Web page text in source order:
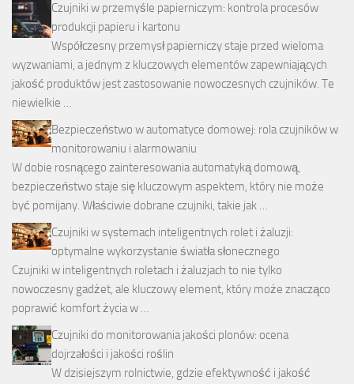
Czujniki w przemyśle papierniczym: kontrola procesów
produkcji papieru i kartonu
Współczesny przemysł papierniczy staje przed wieloma
wyzwaniami, a jednym z kluczowych elementów zapewniających
jakość produktów jest zastosowanie nowoczesnych czujników. Te
niewielkie …
Bezpieczeństwo w automatyce domowej: rola czujników w
monitorowaniu i alarmowaniu
W dobie rosnącego zainteresowania automatyką domową,
bezpieczeństwo staje się kluczowym aspektem, który nie może
być pomijany. Właściwie dobrane czujniki, takie jak …
Czujniki w systemach inteligentnych rolet i żaluzji:
optymalne wykorzystanie światła słonecznego
Czujniki w inteligentnych roletach i żaluzjach to nie tylko
nowoczesny gadżet, ale kluczowy element, który może znacząco
poprawić komfort życia w …
Czujniki do monitorowania jakości plonów: ocena
dojrzałości i jakości roślin
W dzisiejszym rolnictwie, gdzie efektywność i jakość